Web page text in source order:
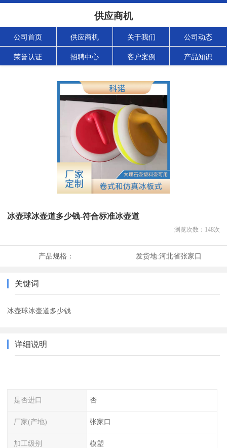
供应商机
公司首页 供应商机 关于我们 公司动态
荣誉认证 招聘中心 客户案例 产品知识
冰壶球冰壶道多少钱-符合标准冰壶道
浏览次数： 148次
产品规格： 发货地:河北省张家口
关键词
冰壶球冰壶道多少钱
详细说明
是否进口 否
厂家(产地) 张家口
加工级别 模塑